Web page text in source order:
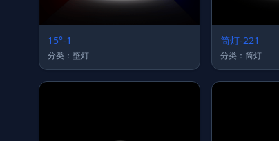
15°-1
分类：壁灯
筒灯-221
分类：筒灯